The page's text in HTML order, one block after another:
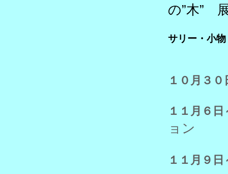
の”木”
サリー・小
１０月３
１１月６日
ョン
１１月９